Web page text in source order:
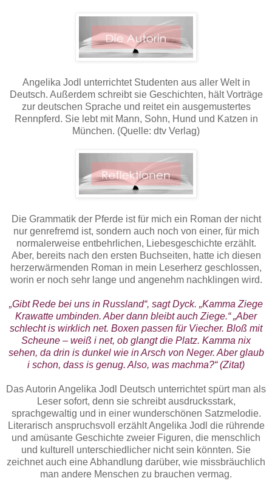
Angelika Jodl unterrichtet Studenten aus aller Welt in
Deutsch. Außerdem schreibt sie Geschichten, hält Vorträge
zur deutschen Sprache und reitet ein ausgemustertes
Rennpferd. Sie lebt mit Mann, Sohn, Hund und Katzen in
München. (Quelle: dtv Verlag)
Die Grammatik der Pferde ist für mich ein Roman der nicht
nur genrefremd ist, sondern auch noch von einer, für mich
normalerweise entbehrlichen, Liebesgeschichte erzählt.
Aber, bereits nach den ersten Buchseiten, hatte ich diesen
herzerwärmenden Roman in mein Leserherz geschlossen,
worin er noch sehr lange und angenehm nachklingen wird.
„Gibt Rede bei uns in Russland“, sagt Dyck. „Kamma Ziege
Krawatte umbinden. Aber dann bleibt auch Ziege.“ „Aber
schlecht is wirklich net. Boxen passen für Viecher. Bloß mit
Scheune – weiß i net, ob glangt die Platz. Kamma nix
sehen, da drin is dunkel wie in Arsch von Neger. Aber glaub
i schon, dass is genug. Also, was machma?“ (Zitat)
Das Autorin Angelika Jodl Deutsch unterrichtet spürt man als
Leser sofort, denn sie schreibt ausdrucksstark,
sprachgewaltig und in einer wunderschönen Satzmelodie.
Literarisch anspruchsvoll erzählt Angelika Jodl die rührende
und amüsante Geschichte zweier Figuren, die menschlich
und kulturell unterschiedlicher nicht sein könnten. Sie
zeichnet auch eine Abhandlung darüber, wie missbräuchlich
man andere Menschen zu brauchen vermag.